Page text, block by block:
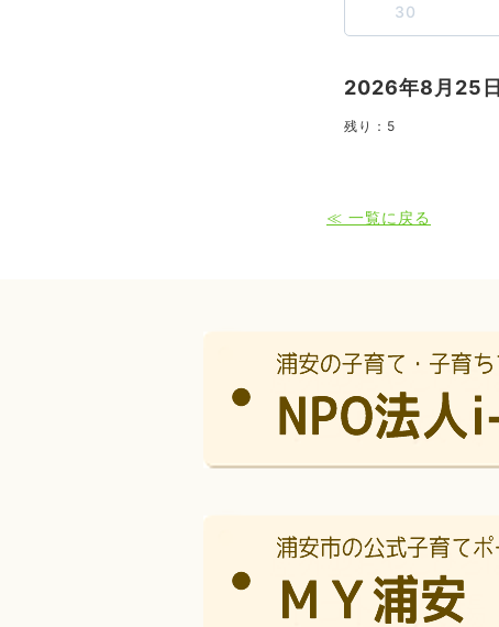
30
2026年8月25日
残り： 5
≪ 一覧に戻る